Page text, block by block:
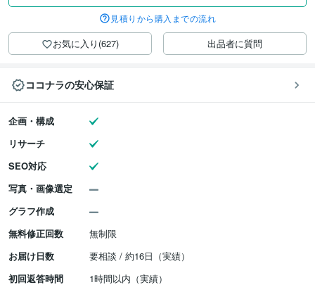
見積りから購入までの流れ
お気に入り(627) 出品者に質問
ココナラの安心保証
企画・構成
リサーチ
SEO対応
写真・画像選定
グラフ作成
無料修正回数
無制限
お届け日数
要相談 / 約16日（実績）
初回返答時間
1時間以内（実績）